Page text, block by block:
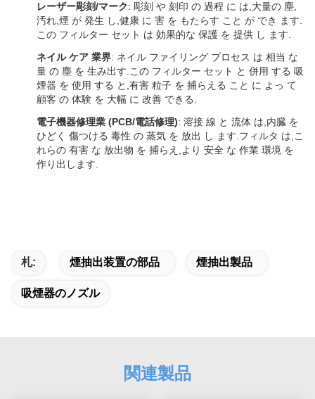
レーザー彫刻/マーク: 彫刻 や 刻印 の 過程 に は,大量の 塵,
汚れ,煙 が 発生 し,健康 に 害 を もたらす こと が でき ます.
この フィルター セット は 効果的な 保護 を 提供 し ます.
ネイル ケア 業界: ネイル ファイリング プロセス は 相当 な
量 の 塵 を 生み出す.この フィルター セット と 併用 する 吸
煙器 を 使用 する と,有害 粒子 を 捕らえる こと に よっ て
顧客 の 体験 を 大幅 に 改善 できる.
電子機器修理業 (PCB/電話修理): 溶接 線 と 流体 は,内臓 を
ひどく 傷つける 毒性 の 蒸気 を 放出 し ます.フィルタ は,こ
れらの 有害 な 放出物 を 捕らえ,より 安全 な 作業 環境 を
作り出します.
札: 煙抽出装置の部品 煙抽出製品
吸煙器のノズル
関連製品